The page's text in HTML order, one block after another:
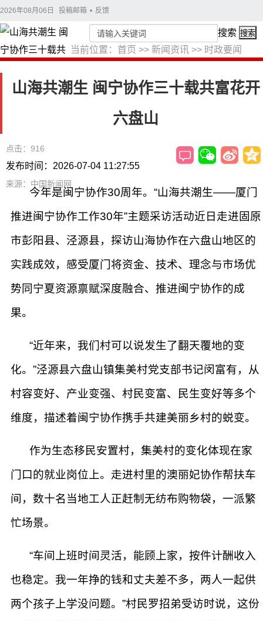
2026年08月06日 投稿邮箱 • 反馈
当前位置： 首页 >> 新闻资讯 >> 时政要闻
搜索 搜索
山海共潮生 闽宁协作三十载共富花开
六盘山
点击：916
发布时间：2026-07-04 11:27:55
来源：中国新闻网
今年是闽宁协作30周年。“山海共潮生——厦门
推进闽宁协作工作30年”主题采访活动近日走进固原
市彭阳县、泾源县，探访山海协作在六盘山地区的
实践成效，感受厦门将资金、技术、理念与市场优
势同宁夏资源禀赋深度融合、推进闽宁协作的成
果。
“近年来，我们村可以说发生了翻天覆地的变
化。”泾源县六盘山镇集美村党支部书记闵富有，从
村容变好、产业变强、村民变富、民生变好等多个
维度，描述着闽宁协作携手共建美丽乡村的蜕变。
作为生态移民安置村，集美村的变化体现在家
门口的就业岗位上。走进村里的澳丽妃协作帮扶车
间，数十名当地工人正赶制无纺布购物袋，一派繁
忙场景。
“车间上班时间灵活，能顾上家，按件计酬收入
也稳定。我一年挣的钱和丈夫差不多，两人一起供
两个孩子上学没问题。”村民罗招弟受访时说，这份